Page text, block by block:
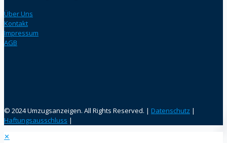
Über Uns
Kontakt
Impressum
AGB
© 2024 Umzugsanzeigen. All Rights Reserved. | Datenschutz |
Haftungsausschluss |
✕